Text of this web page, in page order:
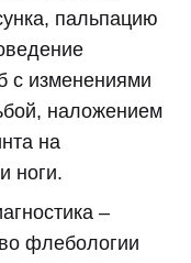
пальпацию
с изменениями
наложением
на
ноги.
–
флебологии